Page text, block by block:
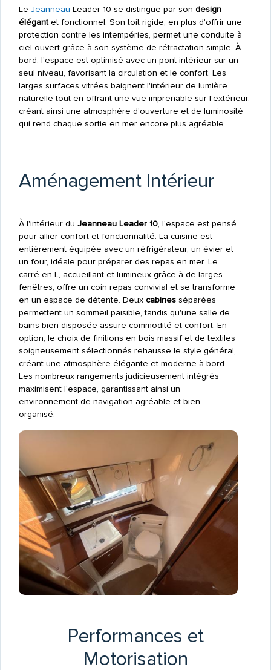
Le Jeanneau Leader 10 se distingue par son design
élégantet fonctionnel. Son toit rigide, en plus d'offrir une
protection contre les intempéries, permet une conduite à
ciel ouvert grâce à son système de rétractation simple. À
bord, l'espace est optimisé avec un pont intérieur sur un
seul niveau, favorisant la circulation et le confort. Les
larges surfaces vitrées baignent l'intérieur de lumière
naturelle tout en offrant une vue imprenable sur l'extérieur,
créant ainsi une atmosphère d'ouverture et de luminosité
qui rend chaque sortie en mer encore plus agréable.
Aménagement Intérieur
À l'intérieur du Jeanneau Leader 10, l'espace est pensé
pour allier confort et fonctionnalité. La cuisine est
entièrement équipée avec un réfrigérateur, un évier et
un four, idéale pour préparer des repas en mer. Le
carré en L, accueillant et lumineux grâce à de larges
fenêtres, offre un coin repas convivial et se transforme
en un espace de détente. Deux cabinesséparées
permettent un sommeil paisible, tandis qu'une salle de
bains bien disposée assure commodité et confort. En
option, le choix de finitions en bois massif et de textiles
soigneusement sélectionnés rehausse le style général,
créant une atmosphère élégante et moderne à bord.
Les nombreux rangements judicieusement intégrés
maximisent l'espace, garantissant ainsi un
environnement de navigation agréable et bien
organisé.
Performances et
Motorisation